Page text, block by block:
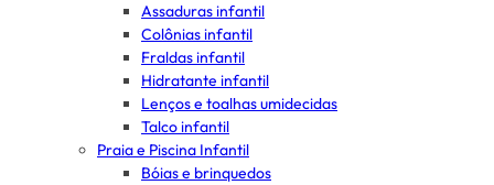
Assaduras infantil
Colônias infantil
Fraldas infantil
Hidratante infantil
Lenços e toalhas umidecidas
Talco infantil
Praia e Piscina Infantil
Bóias e brinquedos